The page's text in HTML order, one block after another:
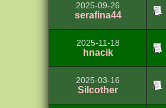
2025-09-26
serafina44
2025-11-18
hnacik
2025-03-16
Silcother